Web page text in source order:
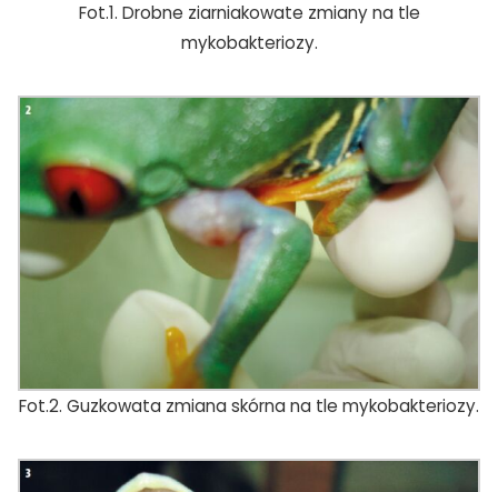
Fot.1. Drobne ziarniakowate zmiany na tle
mykobakteriozy.
Fot.2. Guzkowata zmiana skórna na tle mykobakteriozy.